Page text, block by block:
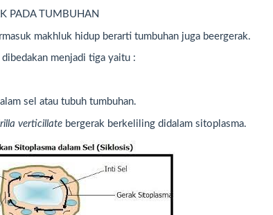
PADA TUMBUHAN
makhluk hidup berarti tumbuhan juga beergerak.
dibedakan menjadi tiga yaitu :
sel atau tubuh tumbuhan.
verticillate bergerak berkeliling didalam sitoplasma.